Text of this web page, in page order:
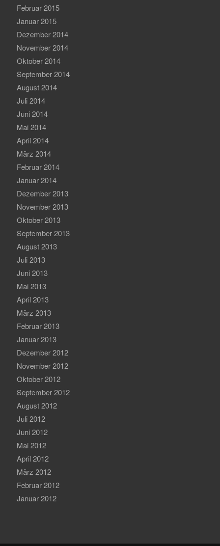
Februar 2015
Januar 2015
Dezember 2014
November 2014
Oktober 2014
September 2014
August 2014
Juli 2014
Juni 2014
Mai 2014
April 2014
März 2014
Februar 2014
Januar 2014
Dezember 2013
November 2013
Oktober 2013
September 2013
August 2013
Juli 2013
Juni 2013
Mai 2013
April 2013
März 2013
Februar 2013
Januar 2013
Dezember 2012
November 2012
Oktober 2012
September 2012
August 2012
Juli 2012
Juni 2012
Mai 2012
April 2012
März 2012
Februar 2012
Januar 2012